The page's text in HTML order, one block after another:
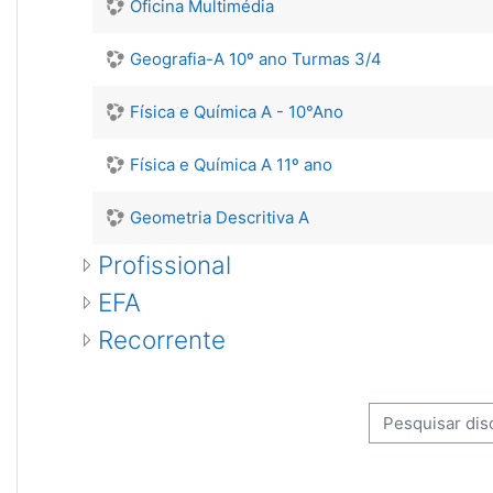
Oficina Multimédia
Geografia-A 10º ano Turmas 3/4
Física e Química A - 10°Ano
Física e Química A 11º ano
Geometria Descritiva A
Profissional
EFA
Recorrente
Pesquisar